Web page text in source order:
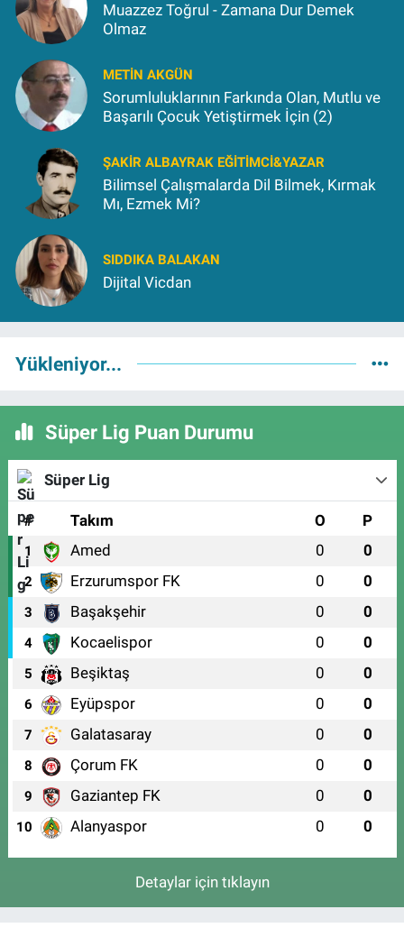
Muazzez Toğrul - Zamana Dur Demek
Olmaz
METIN AKGÜN
Sorumluluklarının Farkında Olan, Mutlu ve
Başarılı Çocuk Yetiştirmek İçin (2)
ŞAKIR ALBAYRAK EĞITIMCI&YAZAR
Bilimsel Çalışmalarda Dil Bilmek, Kırmak
Mı, Ezmek Mi?
SIDDIKA BALAKAN
Dijital Vicdan
Yükleniyor...
Süper Lig Puan Durumu
Süper Lig
# Takım O P
1 Amed 0 0
2 Erzurumspor FK 0 0
3 Başakşehir 0 0
4 Kocaelispor 0 0
5 Beşiktaş 0 0
6 Eyüpspor 0 0
7 Galatasaray 0 0
8 Çorum FK 0 0
9 Gaziantep FK 0 0
10 Alanyaspor 0 0
Detaylar için tıklayın